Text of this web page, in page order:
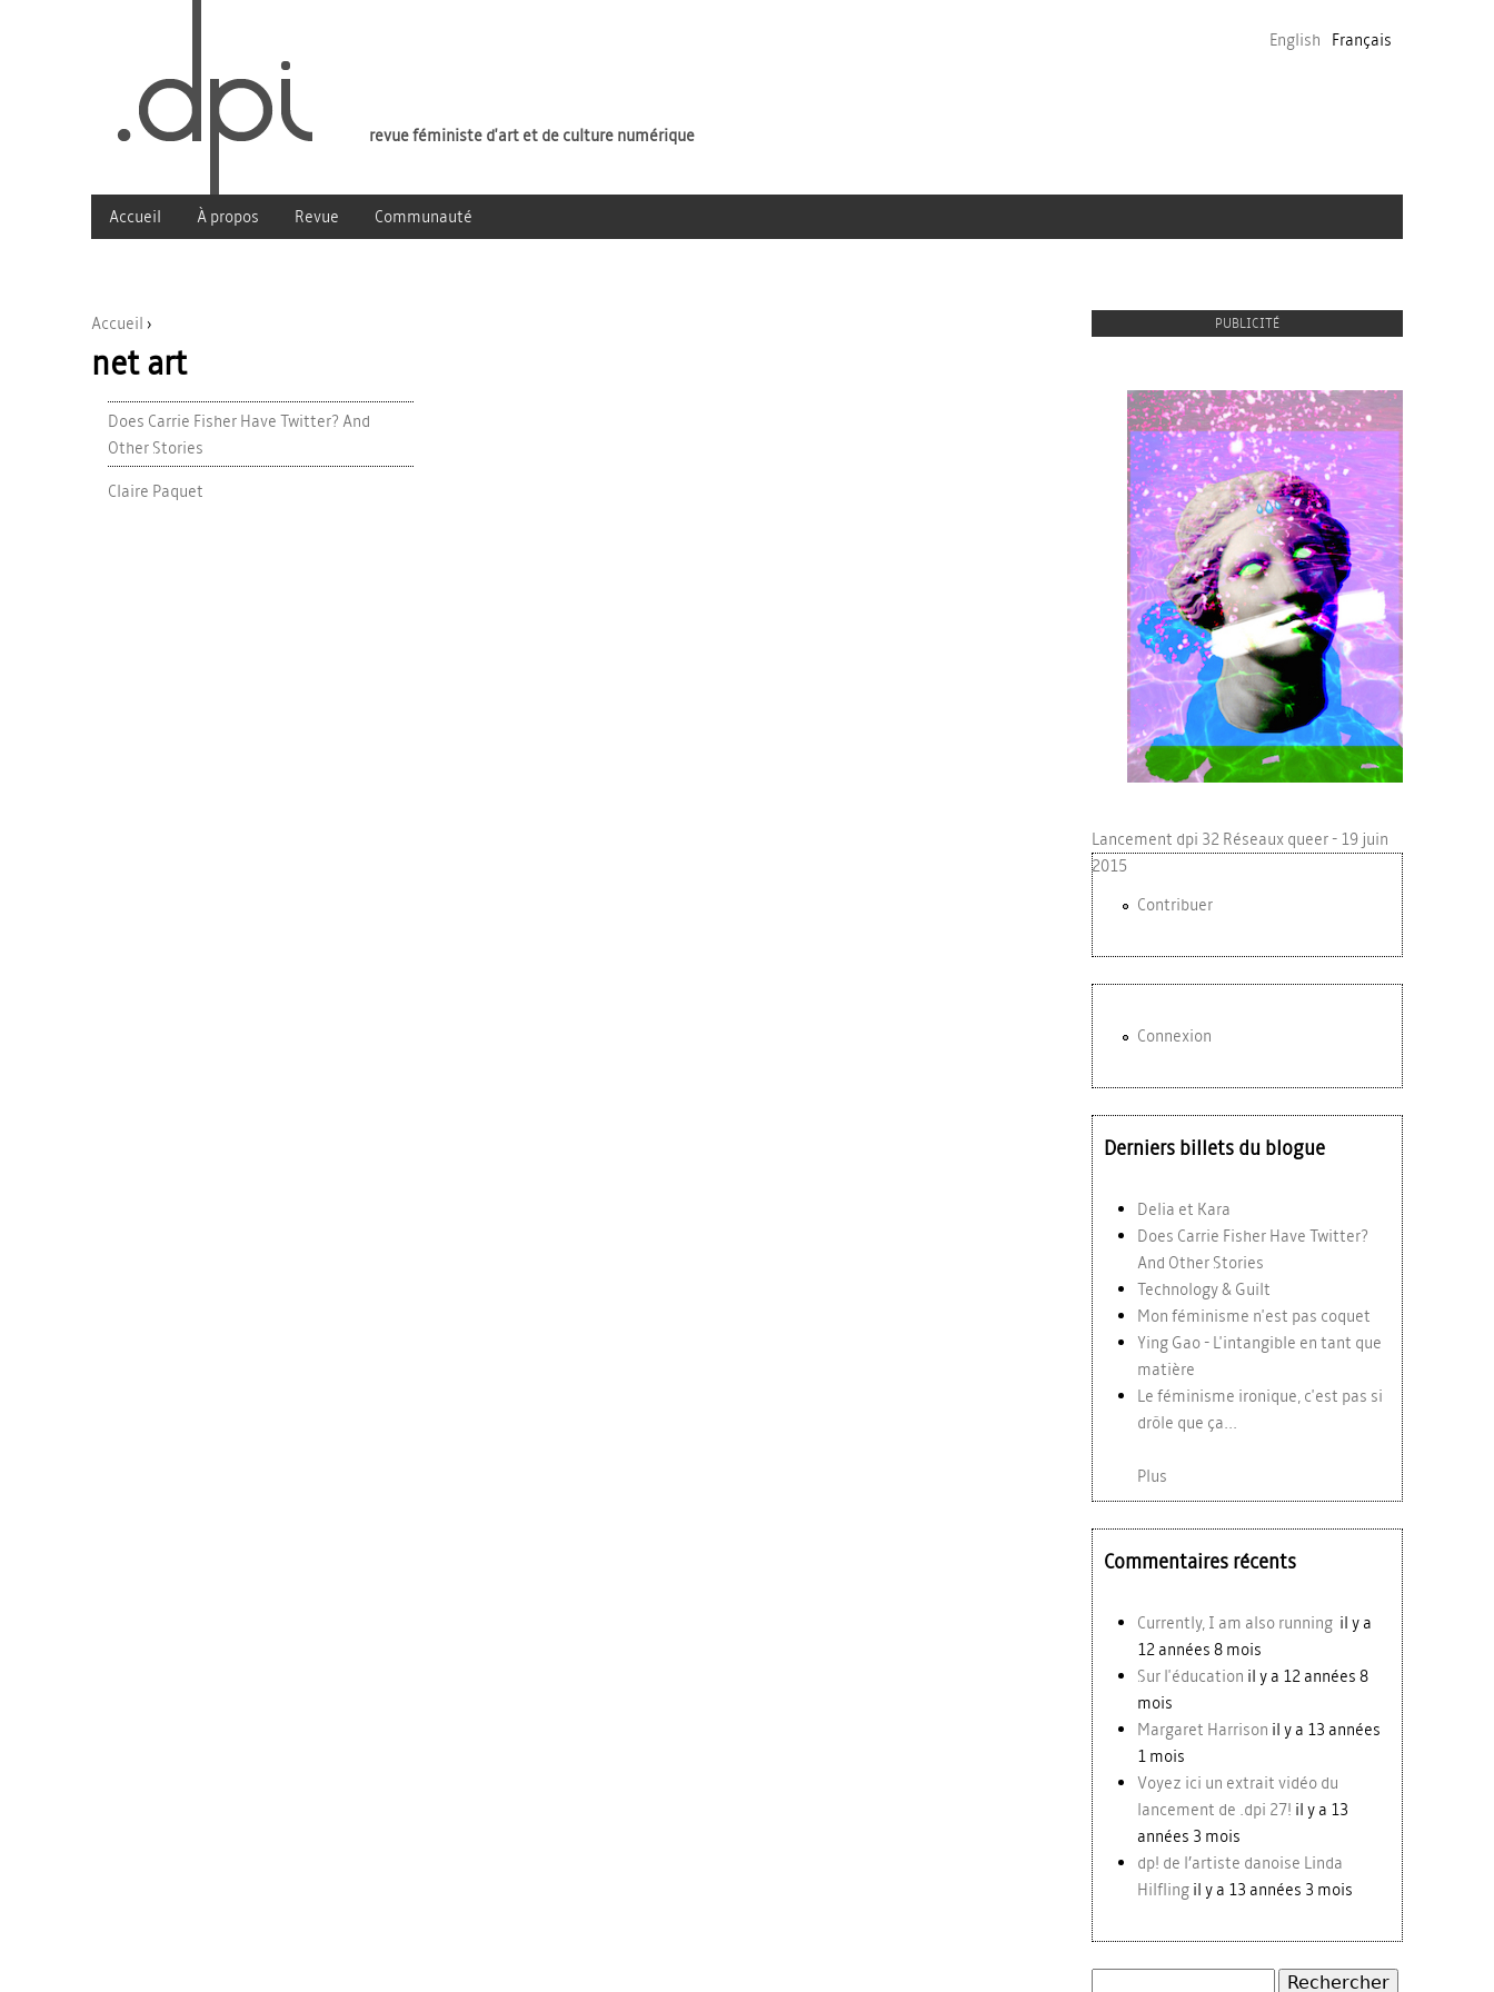
English
Français
revue féministe d'art et de culture numérique
Accueil À propos Revue Communauté
Vous êtes ici
Accueil ›
net art
Does Carrie Fisher Have Twitter? And
Other Stories
Claire Paquet
PUBLICITÉ
proulx_jessicamaccormack2015-
pub.jpg
Lancement dpi 32 Réseaux queer - 19 juin
2015
Contribuer
Connexion
Derniers billets du blogue
Delia et Kara
Does Carrie Fisher Have Twitter?
And Other Stories
Technology & Guilt
Mon féminisme n'est pas coquet
Ying Gao - L'intangible en tant que
matière
Le féminisme ironique, c'est pas si
drôle que ça...
Plus
Commentaires récents
Currently, I am also running il y a
12 années 8 mois
Sur l'éducation il y a 12 années 8
mois
Margaret Harrison il y a 13 années
1 mois
Voyez ici un extrait vidéo du
lancement de .dpi 27! il y a 13
années 3 mois
dp! de l’artiste danoise Linda
Hilfling il y a 13 années 3 mois